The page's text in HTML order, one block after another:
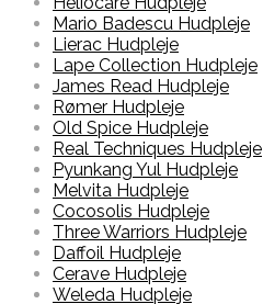
Mario Badescu Hudpleje
Lierac Hudpleje
Lape Collection Hudpleje
James Read Hudpleje
Rømer Hudpleje
Old Spice Hudpleje
Real Techniques Hudpleje
Pyunkang Yul Hudpleje
Melvita Hudpleje
Cocosolis Hudpleje
Three Warriors Hudpleje
Daffoil Hudpleje
Cerave Hudpleje
Weleda Hudpleje